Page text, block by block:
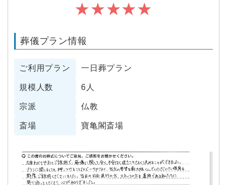
★★★★★
葬儀プラン情報
ご利用プラン 一日葬プラン
規模人数 6人
宗派 仏教
斎場 寶亀閣斎場